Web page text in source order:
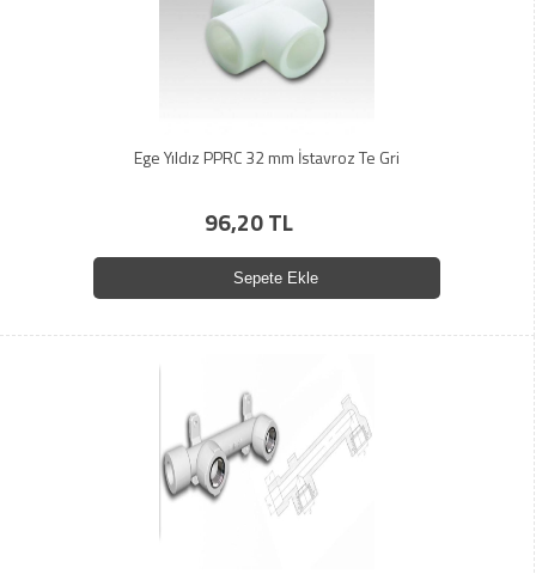
Ege Yıldız PPRC 32 mm İstavroz Te Gri
96,20 TL
Sepete Ekle